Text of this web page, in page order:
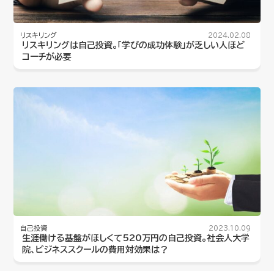
リスキリング 2024.02.08
リスキリングは自己投資。「学びの成功体験」が乏しい人ほど
コーチが必要
自己投資 2023.10.09
生涯働ける基盤がほしくて520万円の自己投資。社会人大学
院、ビジネススクールの費用対効果は？